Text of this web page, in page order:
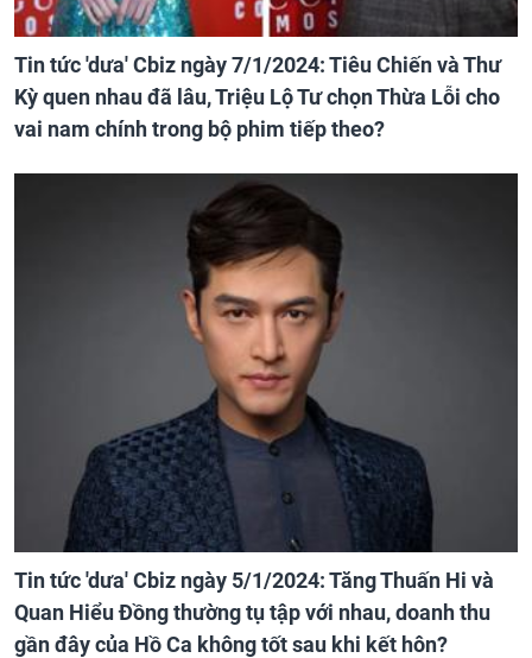
Tin tức 'dưa' Cbiz ngày 7/1/2024: Tiêu Chiến và Thư
Kỳ quen nhau đã lâu, Triệu Lộ Tư chọn Thừa Lỗi cho
vai nam chính trong bộ phim tiếp theo?
Tin tức 'dưa' Cbiz ngày 5/1/2024: Tăng Thuấn Hi và
Quan Hiểu Đồng thường tụ tập với nhau, doanh thu
gần đây của Hồ Ca không tốt sau khi kết hôn?